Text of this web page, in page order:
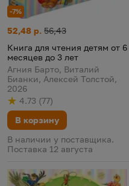
-7%
Книга для чтения детям от
Цена:
52,48 р.
Старая цена:
56,43
Книга для чтения детям от 6
месяцев до 3 лет
Агния Барто, Виталий
Бианки, Алексей Толстой,
2026
Рейтинг
4.73
из 5 (
по результату
77
голосов
)
В корзину
В наличии у поставщика.
Поставка 12 августа